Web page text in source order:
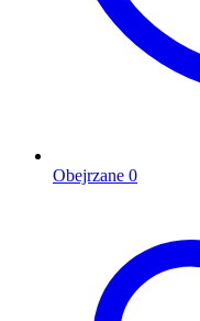
Obejrzane 0